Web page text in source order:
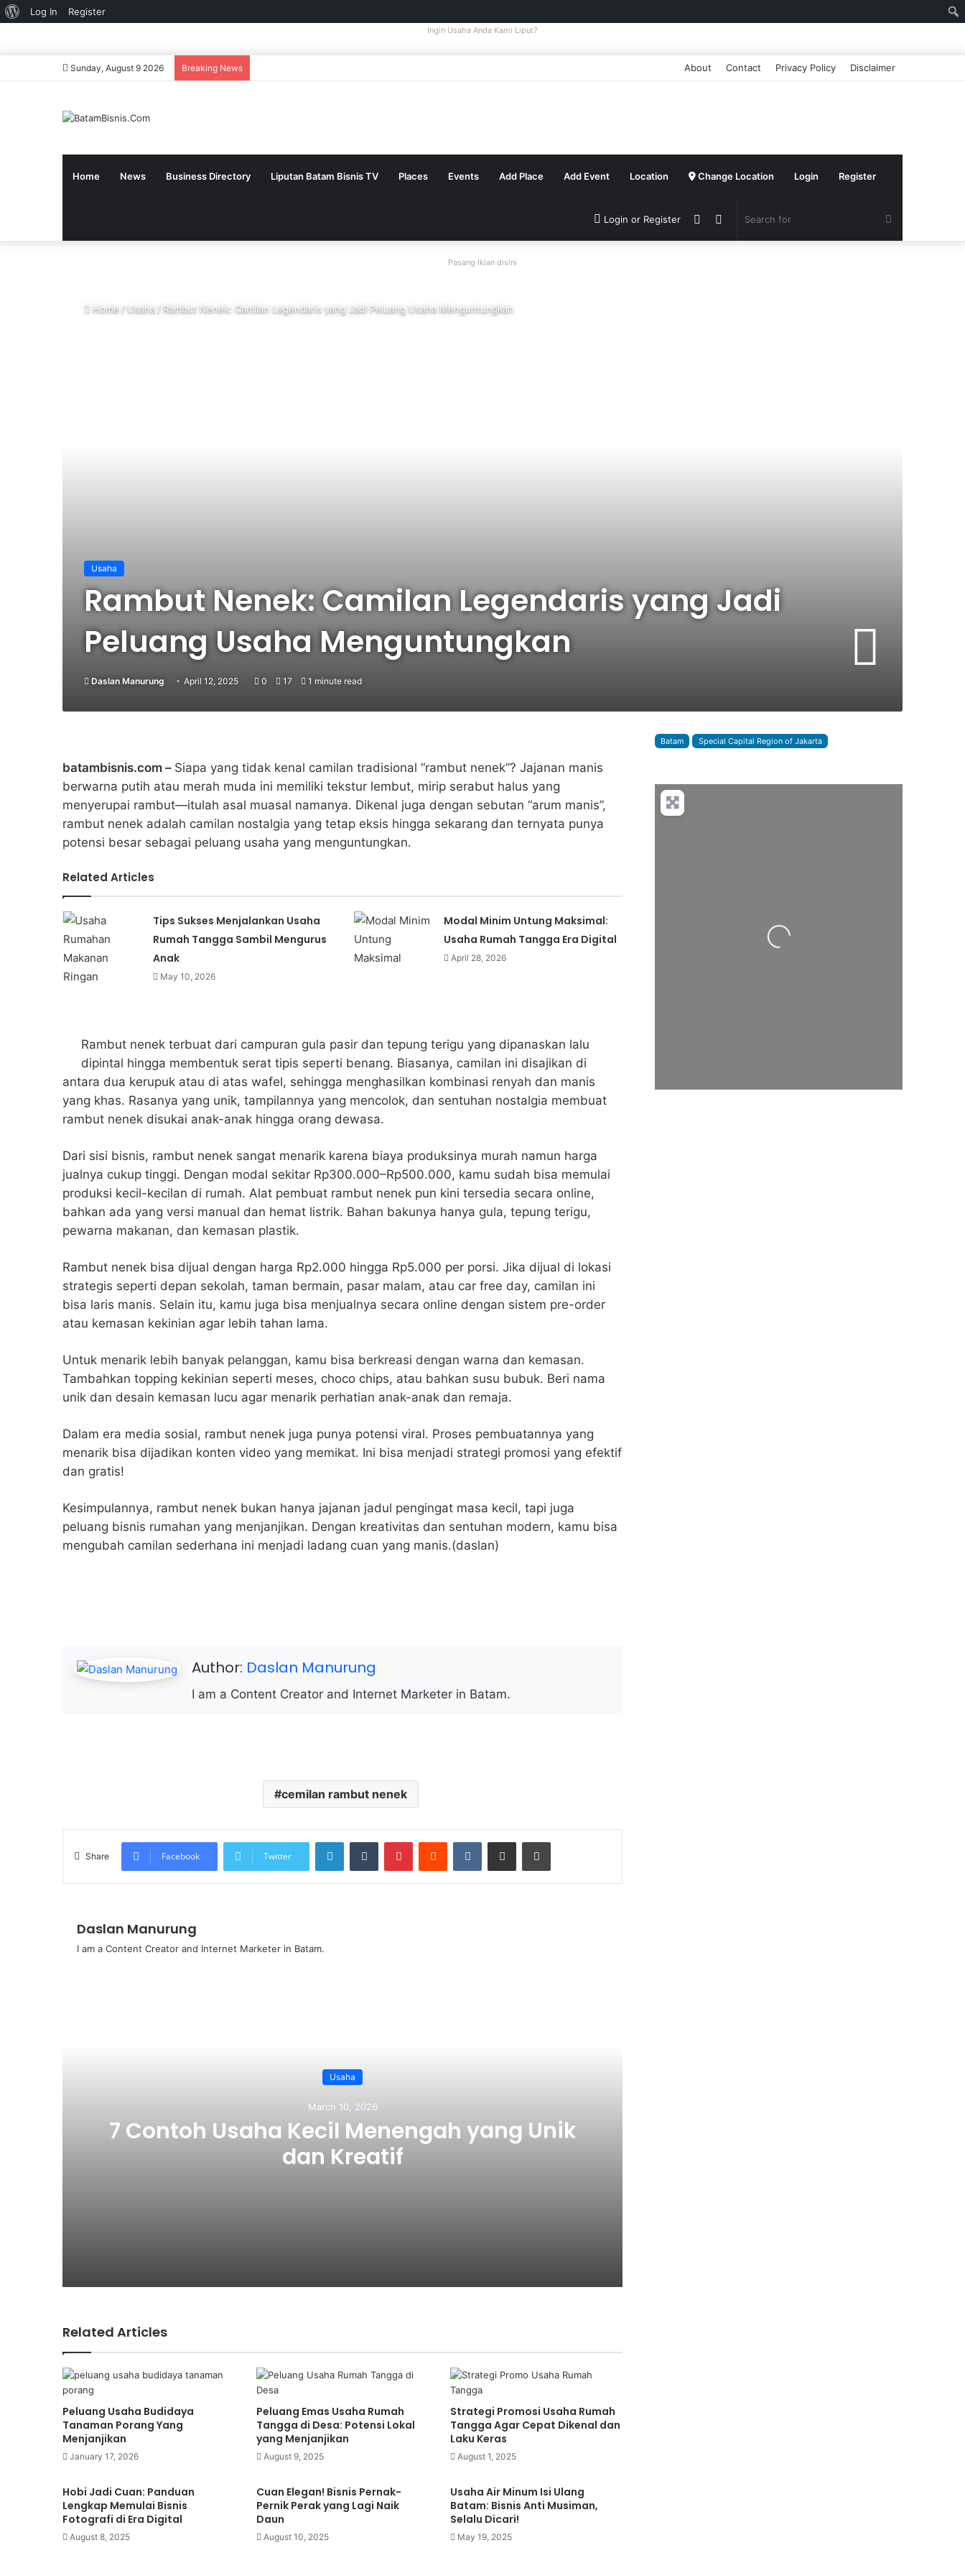
About
Log In Register
Ingin Usaha Anda Kami Liput?
Sunday, August 9 2026 Breaking News About Contact Privacy Policy Disclaimer
Home News Business Directory Liputan Batam Bisnis TV Places Events Add Place Add Event Location Change Location Login Register
Switch
Sidebar
Login or Register
Pasang Iklan disini
Home/Usaha/Rambut Nenek: Camilan Legendaris yang Jadi Peluang Usaha Menguntungkan
Usaha
Rambut Nenek: Camilan Legendaris yang Jadi
Peluang Usaha Menguntungkan
Daslan Manurung April 12, 2025 0 17 1 minute read
batambisnis.com – Siapa yang tidak kenal camilan tradisional “rambut nenek”? Jajanan manis
berwarna putih atau merah muda ini memiliki tekstur lembut, mirip serabut halus yang
menyerupai rambut—itulah asal muasal namanya. Dikenal juga dengan sebutan “arum manis”,
rambut nenek adalah camilan nostalgia yang tetap eksis hingga sekarang dan ternyata punya
potensi besar sebagai peluang usaha yang menguntungkan.
Related Articles
Tips Sukses Menjalankan Usaha
Rumah Tangga Sambil Mengurus
Anak
May 10, 2026
Modal Minim Untung Maksimal:
Usaha Rumah Tangga Era Digital
April 28, 2026
Rambut nenek terbuat dari campuran gula pasir dan tepung terigu yang dipanaskan lalu
dipintal hingga membentuk serat tipis seperti benang. Biasanya, camilan ini disajikan di
antara dua kerupuk atau di atas wafel, sehingga menghasilkan kombinasi renyah dan manis
yang khas. Rasanya yang unik, tampilannya yang mencolok, dan sentuhan nostalgia membuat
rambut nenek disukai anak-anak hingga orang dewasa.
Dari sisi bisnis, rambut nenek sangat menarik karena biaya produksinya murah namun harga
jualnya cukup tinggi. Dengan modal sekitar Rp300.000–Rp500.000, kamu sudah bisa memulai
produksi kecil-kecilan di rumah. Alat pembuat rambut nenek pun kini tersedia secara online,
bahkan ada yang versi manual dan hemat listrik. Bahan bakunya hanya gula, tepung terigu,
pewarna makanan, dan kemasan plastik.
Rambut nenek bisa dijual dengan harga Rp2.000 hingga Rp5.000 per porsi. Jika dijual di lokasi
strategis seperti depan sekolah, taman bermain, pasar malam, atau car free day, camilan ini
bisa laris manis. Selain itu, kamu juga bisa menjualnya secara online dengan sistem pre-order
atau kemasan kekinian agar lebih tahan lama.
Untuk menarik lebih banyak pelanggan, kamu bisa berkreasi dengan warna dan kemasan.
Tambahkan topping kekinian seperti meses, choco chips, atau bahkan susu bubuk. Beri nama
unik dan desain kemasan lucu agar menarik perhatian anak-anak dan remaja.
Dalam era media sosial, rambut nenek juga punya potensi viral. Proses pembuatannya yang
menarik bisa dijadikan konten video yang memikat. Ini bisa menjadi strategi promosi yang efektif
dan gratis!
Kesimpulannya, rambut nenek bukan hanya jajanan jadul pengingat masa kecil, tapi juga
peluang bisnis rumahan yang menjanjikan. Dengan kreativitas dan sentuhan modern, kamu bisa
mengubah camilan sederhana ini menjadi ladang cuan yang manis.(daslan)
Author: Daslan Manurung
I am a Content Creator and Internet Marketer in Batam.
cemilan rambut nenek
Share Facebook Twitter
Daslan Manurung
I am a Content Creator and Internet Marketer in Batam.
Usaha
March 10, 2026
7 Contoh Usaha Kecil Menengah yang Unik
dan Kreatif
Cara Mengurus Izin Usaha di Kota Batam Kepulauan Riau
Tips Memulai Usaha Travel dan Transportasi di Wilayah Kepulauan Riau
Usaha Home Industry di Kepulauan Riau: Ide Kreatif dan Modal Minimal
Related Articles
Peluang Usaha Budidaya
Tanaman Porang Yang
Menjanjikan
January 17, 2026
Peluang Emas Usaha Rumah
Tangga di Desa: Potensi Lokal
yang Menjanjikan
August 9, 2025
Strategi Promosi Usaha Rumah
Tangga Agar Cepat Dikenal dan
Laku Keras
August 1, 2025
Hobi Jadi Cuan: Panduan
Lengkap Memulai Bisnis
Fotografi di Era Digital
August 8, 2025
Cuan Elegan! Bisnis Pernak-
Pernik Perak yang Lagi Naik
Daun
August 10, 2025
Usaha Air Minum Isi Ulang
Batam: Bisnis Anti Musiman,
Selalu Dicari!
May 19, 2025
Batam Special Capital Region of Jakarta
Loading...